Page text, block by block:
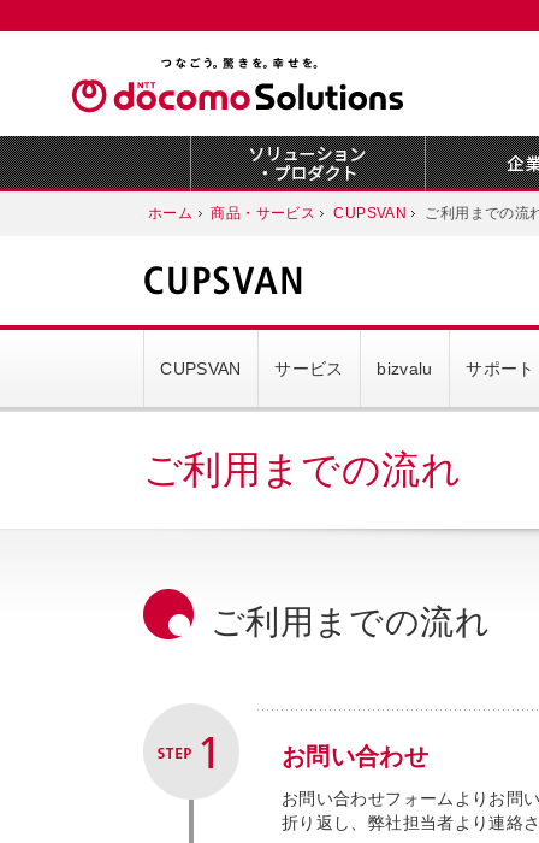
ホーム 商品・サービス CUPSVAN ご利用までの流
CUPSVAN サービス bizvalu サポート
ご利用までの流れ
ご利用までの流れ
お問い合わせ
お問い合わせフォームよりお問
折り返し、弊社担当者より連絡